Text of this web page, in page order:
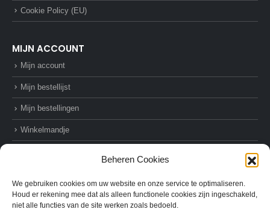
Beheren Cookies
We gebruiken cookies om uw website en onze service te optimaliseren.
Houd er rekening mee dat als alleen functionele cookies zijn ingeschakeld,
niet alle functies van de site werken zoals bedoeld.
Cookie Policy (EU)
MIJN ACCOUNT
Mijn account
Mijn bestellijst
Mijn bestellingen
Winkelmandje